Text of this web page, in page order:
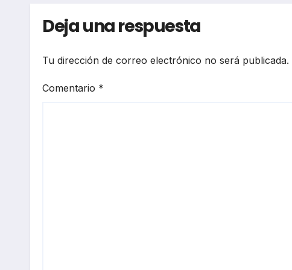
Deja una respuesta
Tu dirección de correo electrónico no será publicada.
Comentario *